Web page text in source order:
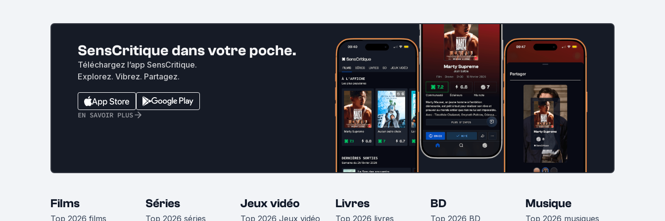
SensCritique dans votre poche.
Téléchargez l’app SensCritique.
Explorez. Vibrez. Partagez.
EN SAVOIR PLUS
Films
Top 2026 films
Séries
Top 2026 séries
Jeux vidéo
Top 2026 Jeux vidéo
Livres
Top 2026 livres
BD
Top 2026 BD
Musique
Top 2026 musiques